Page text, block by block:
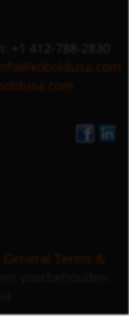
info@koboldusa.com
General Terms &